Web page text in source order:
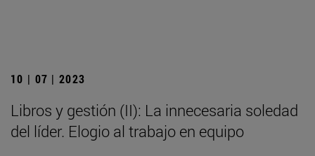
10 | 07 | 2023
Libros y gestión (II): La innecesaria soledad
del líder. Elogio al trabajo en equipo